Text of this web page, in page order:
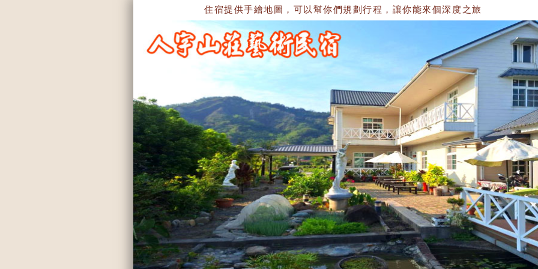
住宿提供手繪地圖，可以幫你們規劃行程，讓你能來個深度之旅